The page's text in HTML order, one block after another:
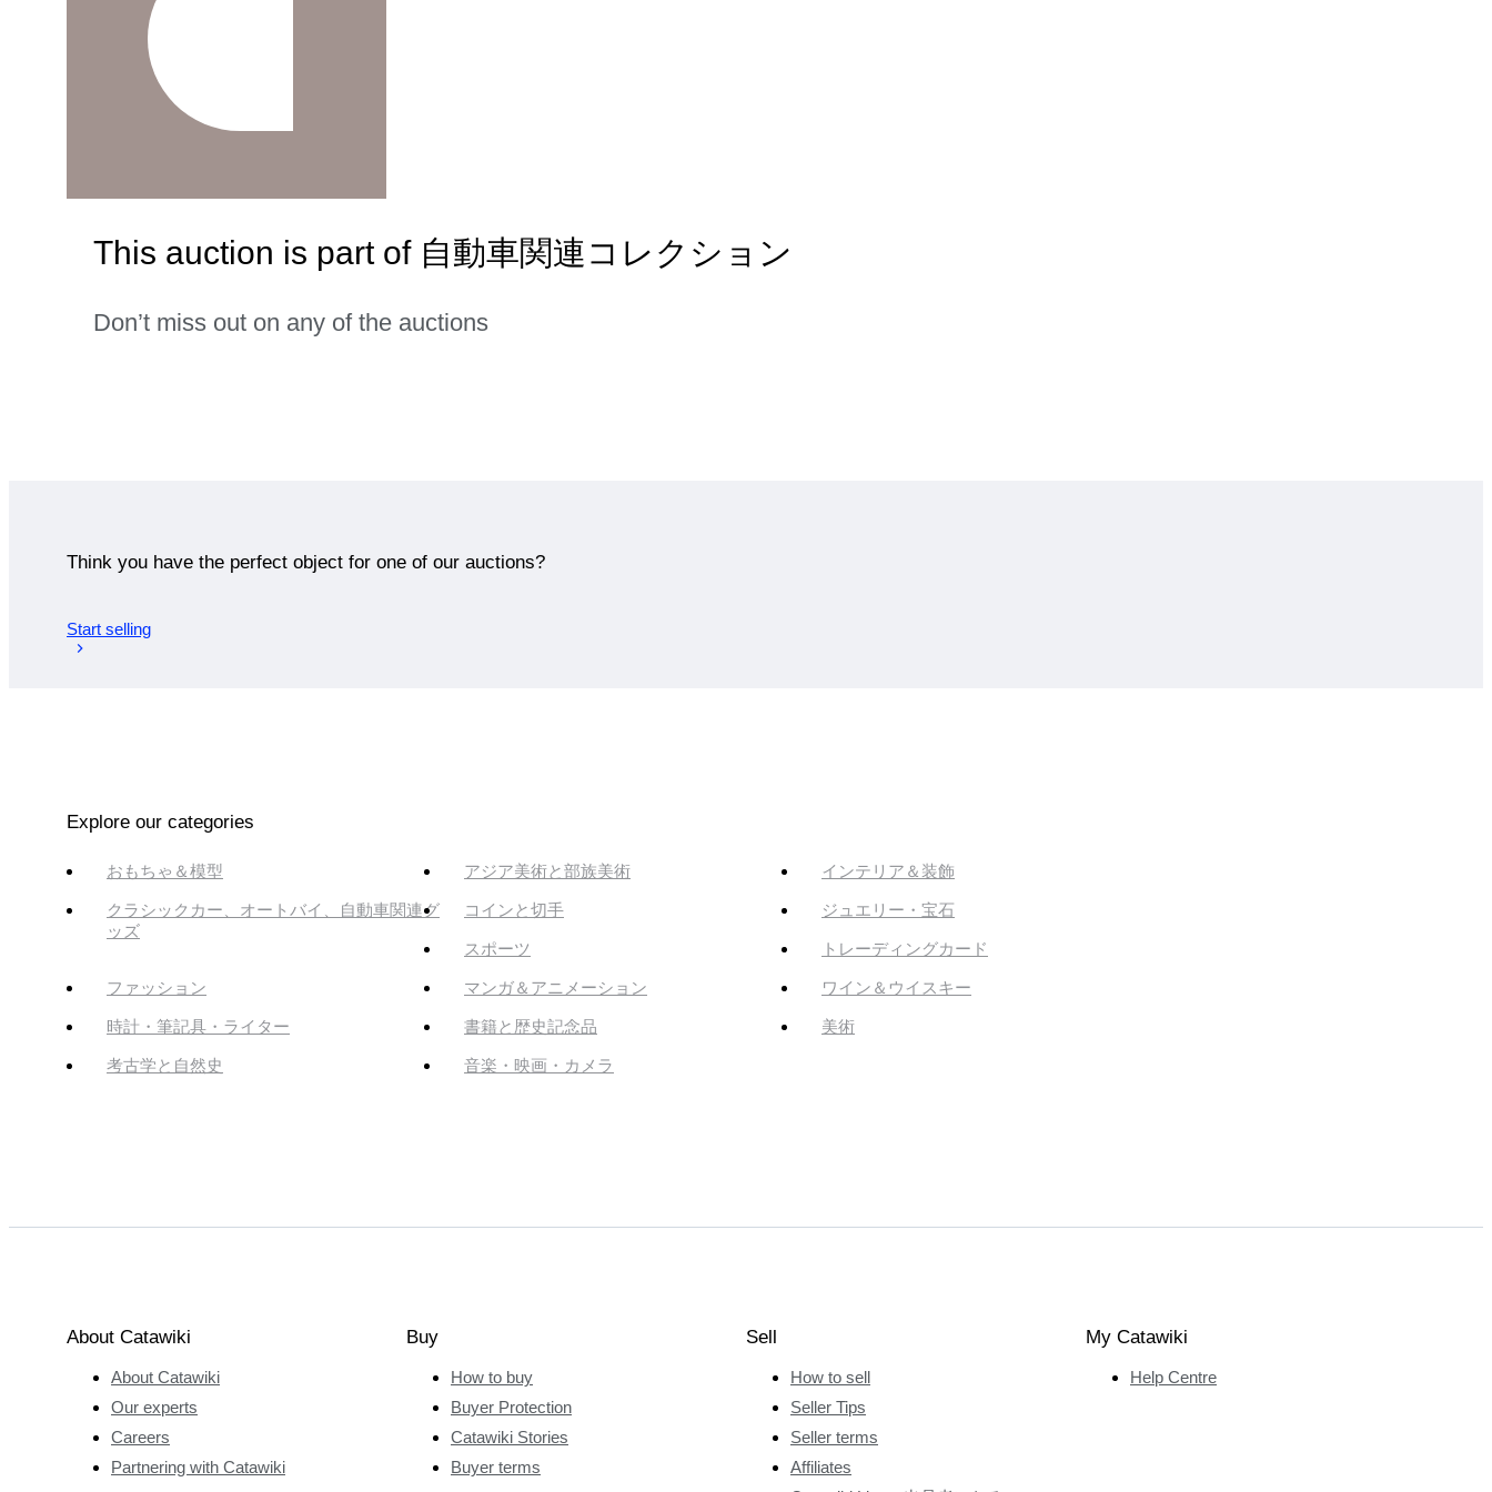
This auction is part of 自動車関連コレクション
Don’t miss out on any of the auctions
Think you have the perfect object for one of our auctions?
Start selling
Explore our categories
おもちゃ＆模型 アジア美術と部族美術 インテリア＆装飾
クラシックカー、オートバイ、自動車関連グ
ッズ
コインと切手 ジュエリー・宝石
スポーツ トレーディングカード
ファッション マンガ＆アニメーション ワイン＆ウイスキー
時計・筆記具・ライター 書籍と歴史記念品 美術
考古学と自然史 音楽・映画・カメラ
About Catawiki
About Catawiki
Our experts
Careers
Partnering with Catawiki
Buy
How to buy
Buyer Protection
Catawiki Stories
Buyer terms
Sell
How to sell
Seller Tips
Seller terms
Affiliates
My Catawiki
Help Centre